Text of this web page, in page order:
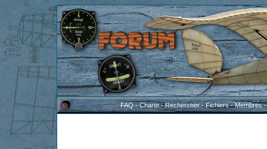
FAQ-Charte-Rechercher-Fichiers-Membres